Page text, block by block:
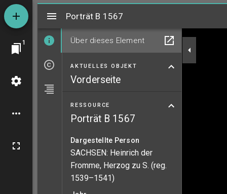
1
MiradorPorträt B 1567
Über dieses Element
AKTUELLES OBJEKT
Vorderseite
RESSOURCE
Porträt B 1567
Dargestellte Person
SACHSEN: Heinrich der
Fromme, Herzog zu S. (reg.
1539–1541)
Porträt B 1567